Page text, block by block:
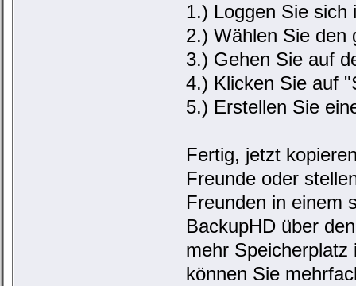
1.) Loggen Sie sich
2.) Wählen Sie den
3.) Gehen Sie auf
4.) Klicken Sie auf
5.) Erstellen Sie
Fertig, jetzt
Freunde oder
Freunden in einem
BackupHD über
mehr
können Sie